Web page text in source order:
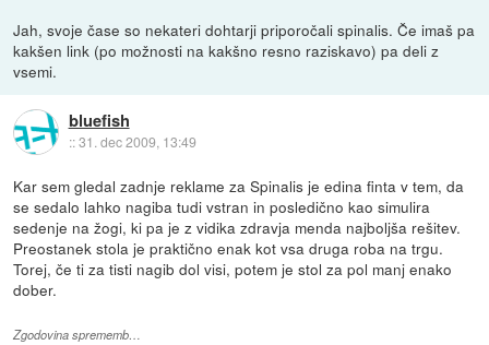
Jah, svoje čase so nekateri dohtarji priporočali spinalis. Če imaš pa
kakšen link (po možnosti na kakšno resno raziskavo) pa deli z
vsemi.
bluefish
::31. dec 2009, 13:49
Kar sem gledal zadnje reklame za Spinalis je edina finta v tem, da
se sedalo lahko nagiba tudi vstran in posledično kao simulira
sedenje na žogi, ki pa je z vidika zdravja menda najboljša rešitev.
Preostanek stola je praktično enak kot vsa druga roba na trgu.
Torej, če ti za tisti nagib dol visi, potem je stol za pol manj enako
dober.
Zgodovina sprememb…